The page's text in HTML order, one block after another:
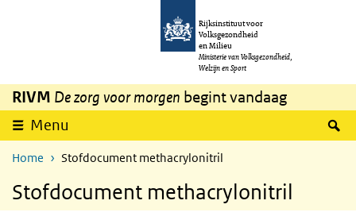
Overslaan en naar de inhoud gaan
Rijksinstituut voor
Volksgezondheid
en Milieu
Ministerie van Volksgezondheid,
Welzijn en Sport
RIVM De zorg voor morgen begint vandaag
Menu
Home Stofdocument methacrylonitril
Stofdocument methacrylonitril